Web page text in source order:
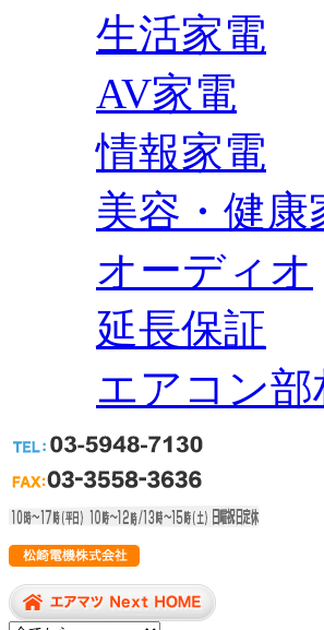
生活家電
AV家電
情報家電
美容・健康
オーディオ
延長保証
エアコン部